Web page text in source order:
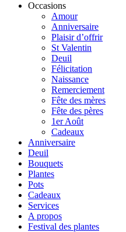
Occasions
Amour
Anniversaire
Plaisir d’offrir
St Valentin
Deuil
Félicitation
Naissance
Remerciement
Fête des mères
Fête des pères
1er Août
Cadeaux
Anniversaire
Deuil
Bouquets
Plantes
Pots
Cadeaux
Services
A propos
Festival des plantes